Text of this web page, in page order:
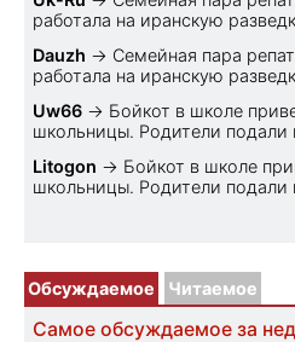
работала на иранскую
Dauzh → Семейная пара
работала на иранскую
Uw66 → Бойкот в школе
школьницы. Родители
Litogon → Бойкот в школе
школьницы. Родители
Обсуждаемое Читаемое
Самое обсуждаемое за